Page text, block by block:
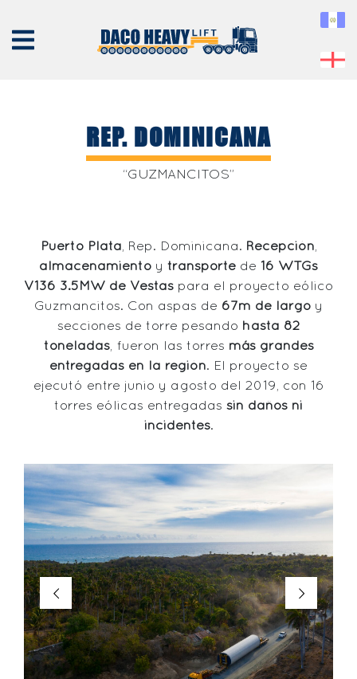
PROYECTOS
CONTÁCTENOS
REP. DOMINICANA
“GUZMANCITOS”
Puerto Plata, Rep. Dominicana. Recepción,
almacenamiento y transporte de 16 WTGs
V136 3.5MW de Vestas para el proyecto eólico
Guzmancitos. Con aspas de 67m de largo y
secciones de torre pesando hasta 82
toneladas, fueron las torres más grandes
entregadas en la región. El proyecto se
ejecutó entre junio y agosto del 2019, con 16
torres eólicas entregadas sin daños ni
incidentes.